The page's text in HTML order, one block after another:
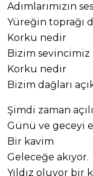
Adımlarımızın
Yüreğin toprağı
Korku nedir
Bizim sevincimiz
Korku nedir
Bizim dağları
Şimdi zaman
Günü ve geceyi
Bir kavim
Geleceğe akıyor.
Yıldız oluyor bir